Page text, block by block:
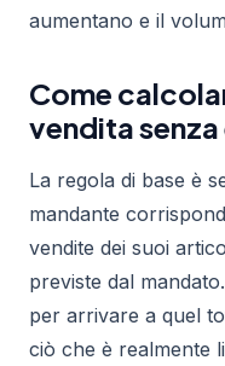
aumentano e il
Come
vendita
La regola di base è
mandante
vendite dei suoi
previste dal
per arrivare a quel
ciò che è realmente